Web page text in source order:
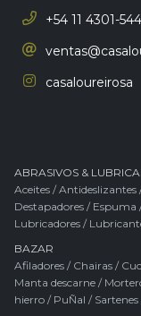
+54 11 4301-
casaloureirosa
ABRASIVOS &
Aceites /Antideslizantes
Destapadores / Espuma
Lubricadores /
BAZAR
Afiladores / Chairas /
Manta descarne /
hierro / PuÑal / Sartenes